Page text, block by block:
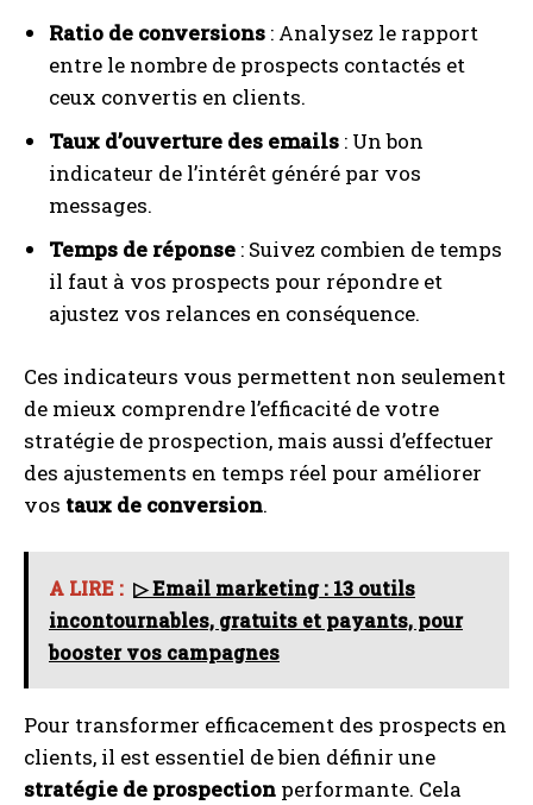
Ratio de conversions : Analysez le rapport
entre le nombre de prospects contactés et
ceux convertis en clients.
Taux d’ouverture des emails : Un bon
indicateur de l’intérêt généré par vos
messages.
Temps de réponse : Suivez combien de temps
il faut à vos prospects pour répondre et
ajustez vos relances en conséquence.
Ces indicateurs vous permettent non seulement
de mieux comprendre l’efficacité de votre
stratégie de prospection, mais aussi d’effectuer
des ajustements en temps réel pour améliorer
vos taux de conversion.
A LIRE : ▷ Email marketing : 13 outils
incontournables, gratuits et payants, pour
booster vos campagnes
Pour transformer efficacement des prospects en
clients, il est essentiel de bien définir une
stratégie de prospection performante. Cela